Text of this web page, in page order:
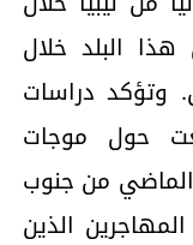
هذا البلد خلال
وتؤكد دراسات
حول موجات
الماضي من جنوب
الذين